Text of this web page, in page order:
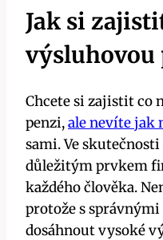
Jak si
výsluhovou
Chcete si zajistit co
penzi,ale nevíte jak
sami. Ve
důležitým prvkem
každého člověka.
protože s
dosáhnout vysoké